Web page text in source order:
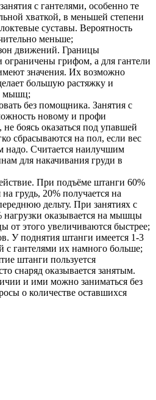
с гантелями, особенно те
хваткой, в меньшей степени
суставы. Вероятность
меньше;
движений. Границы
грифом, а для гантели
значения. Их возможно
большую растяжку и
мышц;
без помощника. Занятия с
новому и профи
не боясь оказаться под упавшей
сбрасываются на пол, если вес
надо. Считается наилучшим
для накачивания груди в
При подъёме штанги 60%
грудь, 20% получается на
дельту. При занятиях с
нагрузки оказывается на мышцы
этого увеличиваются быстрее;
У поднятия штанги имеется 1-3
с гантелями их намного больше;
штанги пользуется
снаряд оказывается занятым.
и ими можно заниматься без
о количестве оставшихся